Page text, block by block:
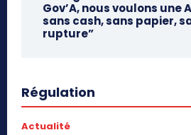
Gov’A, nous voulons une
sans cash, sans papier,
rupture”
Régulation
Actualité